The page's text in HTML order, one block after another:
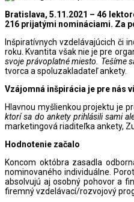
Bratislava, 5.11.2021 – 46
216 prijatými nomináciami. Za
Inšpiratívnych vzdelávajúcich či
roku. Kvantita však nie je pre
svoje právoplatné miesto. Tešíme
tvorca a spoluzakladateľ ankety.
Vzájomná inšpirácia je pre nás
Hlavnou myšlienkou projektu je
ktorí sa do ankety prihlásili sami
marketingová riaditeľka ankety,
Hodnotenie začalo
Koncom októbra zasadla
nominovaného individuálne.
absolvujú aj osobný pohovor a
firemný vzdelávací/rozvojový